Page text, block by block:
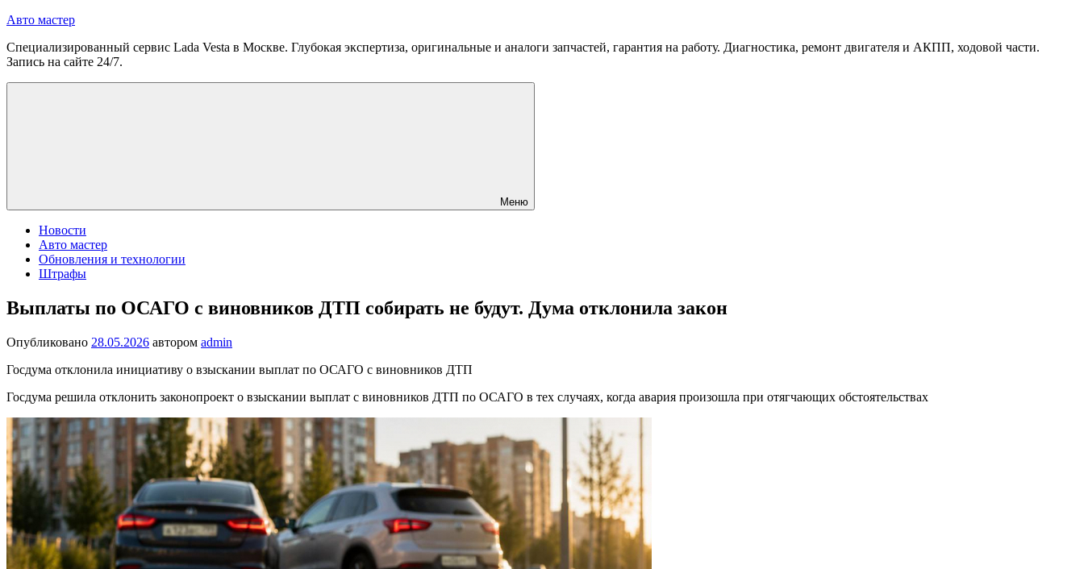
Перейти
содержимому
Авто мастер
Специализированный сервис Lada Vesta в Москве. Глубокая экспертиза, оригинальные и аналоги запчастей, гарантия на работу. Диагностика, ремонт двигателя и АКПП, ходовой части.
Запись на сайте 24/7.
Меню
Новости
Авто мастер
Обновления и технологии
Штрафы
Выплаты по ОСАГО с виновников ДТП собирать не будут. Дума отклонила закон
Опубликовано 28.05.2026 автором admin
Госдума отклонила инициативу о взыскании выплат по ОСАГО с виновников ДТП
Госдума решила отклонить законопроект о взыскании выплат с виновников ДТП по ОСАГО в тех случаях, когда авария произошла при отягчающих обстоятельствах